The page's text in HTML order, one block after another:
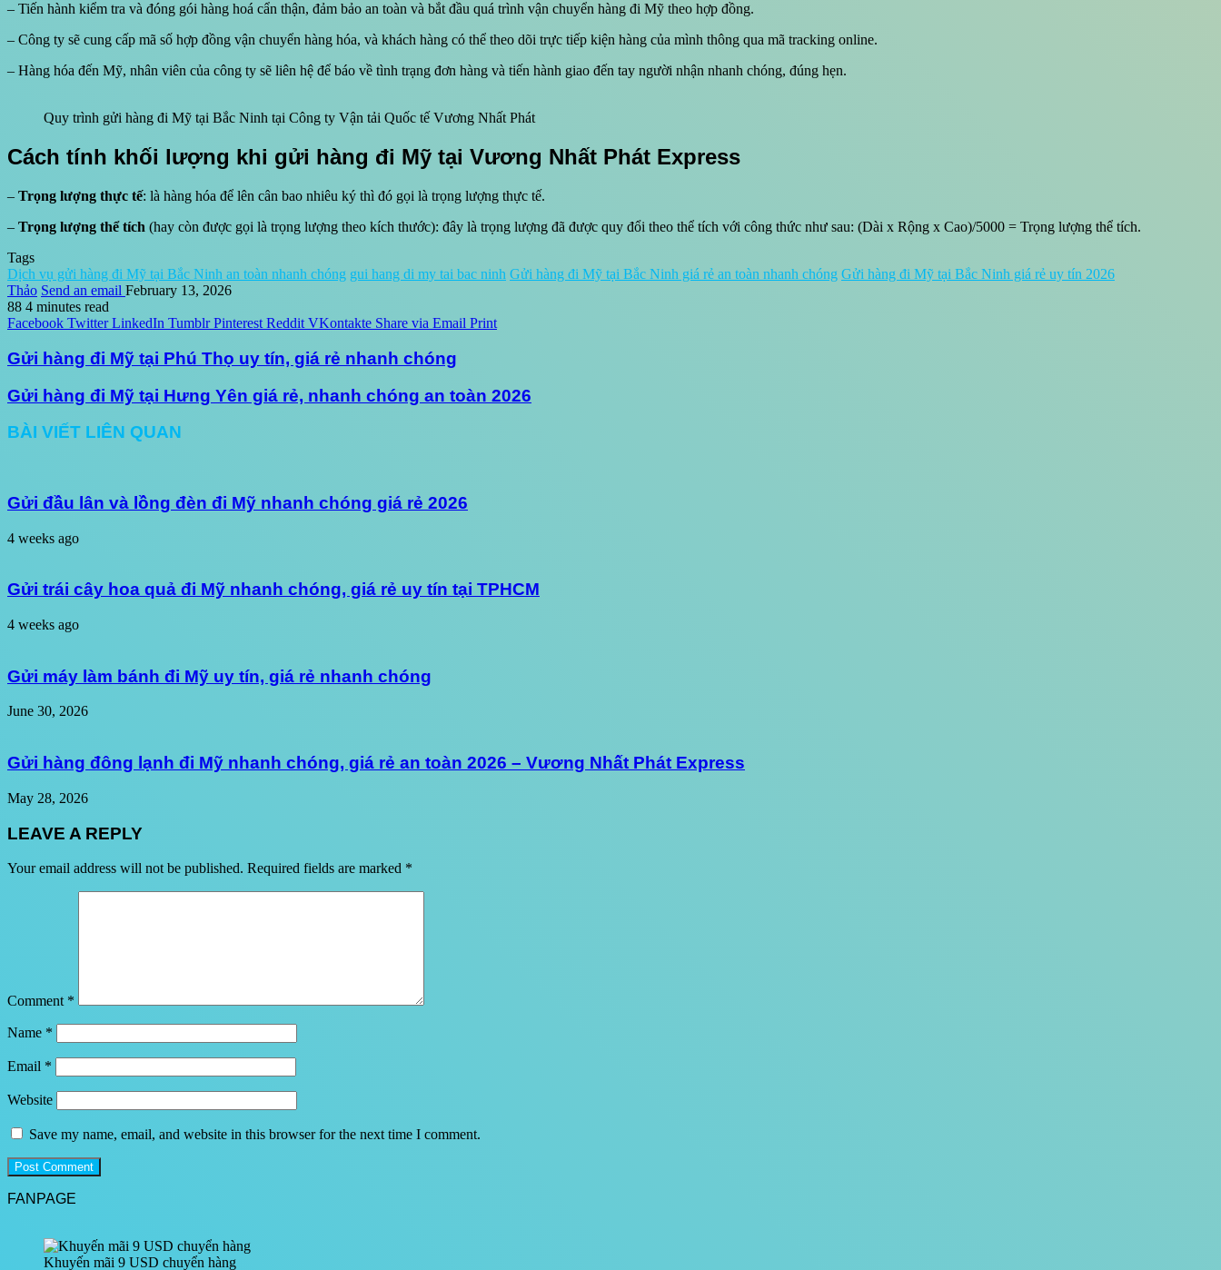
– Tiến hành kiểm tra và đóng gói hàng hoá cẩn thận, đảm bảo an toàn và bắt đầu quá trình vận chuyển hàng đi Mỹ theo hợp đồng.
– Công ty sẽ cung cấp mã số hợp đồng vận chuyển hàng hóa, và khách hàng có thể theo dõi trực tiếp kiện hàng của mình thông qua mã tracking online.
– Hàng hóa đến Mỹ, nhân viên của công ty sẽ liên hệ để báo về tình trạng đơn hàng và tiến hành giao đến tay người nhận nhanh chóng, đúng hẹn.
Quy trình gửi hàng đi Mỹ tại Bắc Ninh tại Công ty Vận tải Quốc tế Vương Nhất Phát
Cách tính khối lượng khi gửi hàng đi Mỹ tại Vương Nhất Phát Express
– Trọng lượng thực tế: là hàng hóa để lên cân bao nhiêu ký thì đó gọi là trọng lượng thực tế.
– Trọng lượng thể tích (hay còn được gọi là trọng lượng theo kích thước): đây là trọng lượng đã được quy đổi theo thể tích với công thức như sau: (Dài x Rộng x Cao)/5000 = Trọng lượng thể tích.
Tags
Dịch vụ gửi hàng đi Mỹ tại Bắc Ninh an toàn nhanh chóng gui hang di my tai bac ninh Gửi hàng đi Mỹ tại Bắc Ninh giá rẻ an toàn nhanh chóng Gửi hàng đi Mỹ tại Bắc Ninh giá rẻ uy tín 2026
Thảo Send an email February 13, 2026
88 4 minutes read
Facebook Twitter LinkedIn Tumblr Pinterest Reddit VKontakte Share via Email Print
Gửi hàng đi Mỹ tại Phú Thọ uy tín, giá rẻ nhanh chóng
Gửi hàng đi Mỹ tại Hưng Yên giá rẻ, nhanh chóng an toàn 2026
BÀI VIẾT LIÊN QUAN
Gửi đầu lân và lồng đèn đi Mỹ nhanh chóng giá rẻ 2026
4 weeks ago
Gửi trái cây hoa quả đi Mỹ nhanh chóng, giá rẻ uy tín tại TPHCM
4 weeks ago
Gửi máy làm bánh đi Mỹ uy tín, giá rẻ nhanh chóng
June 30, 2026
Gửi hàng đông lạnh đi Mỹ nhanh chóng, giá rẻ an toàn 2026 – Vương Nhất Phát Express
May 28, 2026
LEAVE A REPLY
Your email address will not be published. Required fields are marked *
Comment *
Name *
Email *
Website
Save my name, email, and website in this browser for the next time I comment.
FANPAGE
Khuyến mãi 9 USD chuyển hàng